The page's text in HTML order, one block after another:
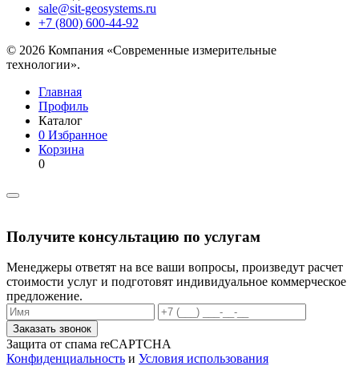
sale@sit-geosystems.ru
+7 (800) 600-44-92
© 2026 Компания «Современные измерительные
технологии».
Главная
Профиль
Каталог
0 Избранное
Корзина
0
Получите консультацию по услугам
Менеджеры ответят на все ваши вопросы, произведут расчет
стоимости услуг и подготовят индивидуальное коммерческое
предложение.
Заказать звонок
Защита от спама reCAPTCHA
Конфиденциальность и Условия использования